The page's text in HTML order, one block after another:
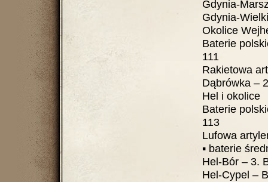
Gdynia-
Gdynia-
Okolice
Baterie
111
Rakietowa
Dąbrówka –
Hel i okolice
Baterie
113
Lufowa
▪ baterie
Hel-Bór – 3.
Hel-Cypel –